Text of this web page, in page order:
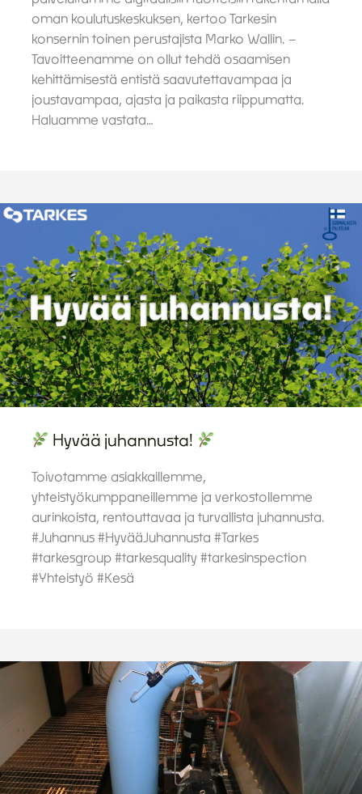
oman koulutuskeskuksen, kertoo Tarkesin
konsernin toinen perustajista Marko Wallin. –
Tavoitteenamme on ollut tehdä osaamisen
kehittämisestä entistä saavutettavampaa ja
joustavampaa, ajasta ja paikasta riippumatta.
Haluamme vastata…
Hyvää juhannusta!
Toivotamme asiakkaillemme,
yhteistyökumppaneillemme ja verkostollemme
aurinkoista, rentouttavaa ja turvallista juhannusta.
#Juhannus #HyvääJuhannusta #Tarkes
#tarkesgroup #tarkesquality #tarkesinspection
#Yhteistyö #Kesä